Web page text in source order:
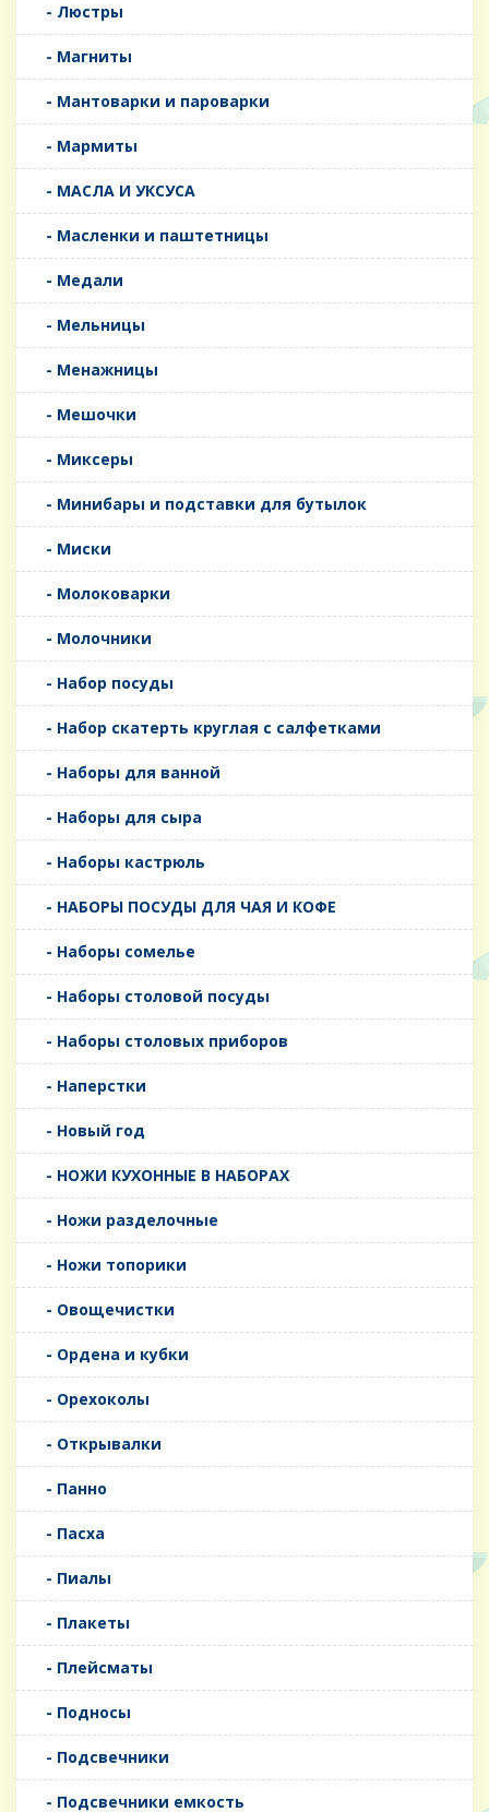
- Люстры
- Магниты
- Мантоварки и пароварки
- Мармиты
- МАСЛА И УКСУСА
- Масленки и паштетницы
- Медали
- Мельницы
- Менажницы
- Мешочки
- Миксеры
- Минибары и подставки для бутылок
- Миски
- Молоковарки
- Молочники
- Набор посуды
- Набор скатерть круглая с салфетками
- Наборы для ванной
- Наборы для сыра
- Наборы кастрюль
- НАБОРЫ ПОСУДЫ ДЛЯ ЧАЯ И КОФЕ
- Наборы сомелье
- Наборы столовой посуды
- Наборы столовых приборов
- Наперстки
- Новый год
- НОЖИ КУХОННЫЕ В НАБОРАХ
- Ножи разделочные
- Ножи топорики
- Овощечистки
- Ордена и кубки
- Орехоколы
- Открывалки
- Панно
- Пасха
- Пиалы
- Плакеты
- Плейсматы
- Подносы
- Подсвечники
- Подсвечники емкость